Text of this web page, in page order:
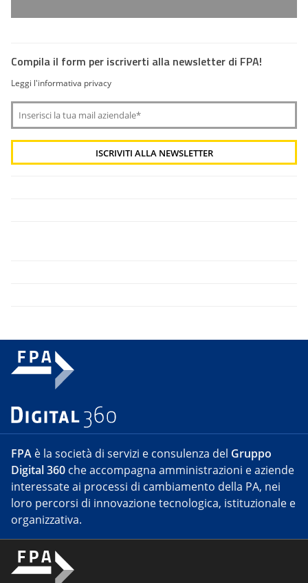
Compila il form per iscriverti alla newsletter di FPA!
Leggi l'informativa privacy
FPA è la società di servizi e consulenza del Gruppo
Digital 360 che accompagna amministrazioni e aziende
interessate ai processi di cambiamento della PA, nei
loro percorsi di innovazione tecnologica, istituzionale e
organizzativa.